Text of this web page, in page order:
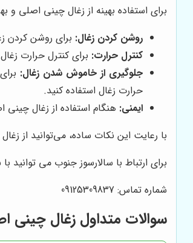
برای استفاده بهینه از زغال چینی اصلی و
روشن کردن زغال: برای روشن کردن
کنترل حرارت: برای کنترل حرارت
جلوگیری از خاموش شدن زغال:
حرارت زغال استفاده کنید.
ایمنی: هنگام استفاده از زغال
با رعایت این نکات ساده، می‌توانید از
برای ارتباط با سالارسوز جنوب می توانید
شماره تماس: 09125309837
سوالات متداول زغال چینی